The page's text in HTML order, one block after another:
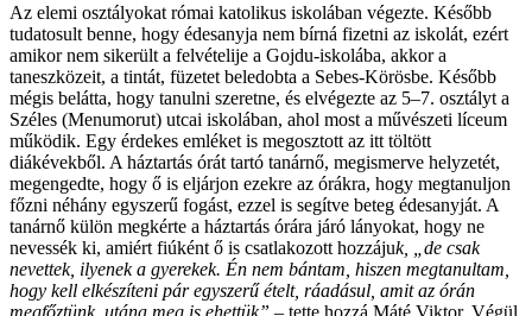
Az elemi osztályokat római katolikus iskolában végezte. Később
tudatosult benne, hogy édesanyja nem bírná fizetni az iskolát, ezért
amikor nem sikerült a felvételije a Gojdu-iskolába, akkor a
taneszközeit, a tintát, füzetet beledobta a Sebes-Körösbe. Később
mégis belátta, hogy tanulni szeretne, és elvégezte az 5–7. osztályt a
Széles (Menumorut) utcai iskolában, ahol most a művészeti líceum
működik. Egy érdekes emléket is megosztott az itt töltött
diákévekből. A háztartás órát tartó tanárnő, megismerve helyzetét,
megengedte, hogy ő is eljárjon ezekre az órákra, hogy megtanuljon
főzni néhány egyszerű fogást, ezzel is segítve beteg édesanyját. A
tanárnő külön megkérte a háztartás órára járó lányokat, hogy ne
nevessék ki, amiért fiúként ő is csatlakozott hozzájuk, „de csak
nevettek, ilyenek a gyerekek. Én nem bántam, hiszen megtanultam,
hogy kell elkészíteni pár egyszerű ételt, ráadásul, amit az órán
megfőztünk, utána meg is ehettük” – tette hozzá Máté Viktor. Végül